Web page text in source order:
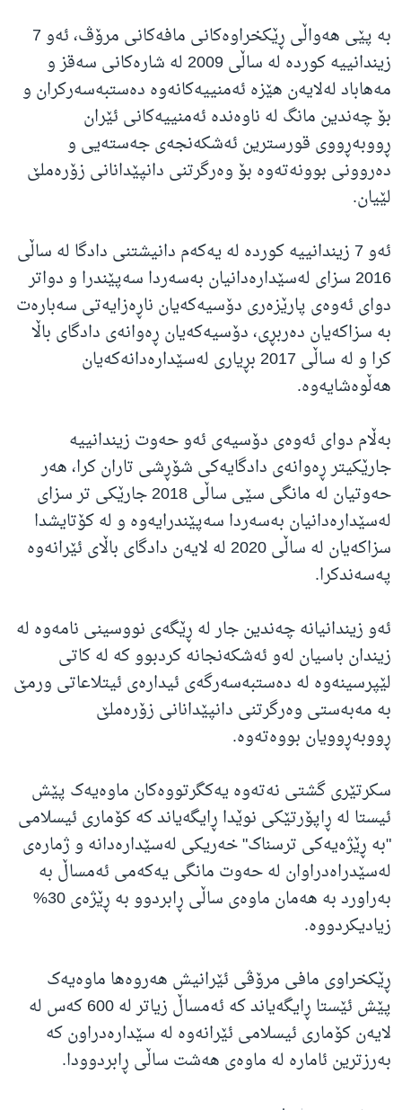
بە پێی هەواڵی ڕێکخراوەکانی مافەکانی مرۆڤ، ئەو 7
زیندانییە کوردە لە ساڵی 2009 لە شارەکانی سەقز و
مەهاباد لەلایەن هێزە ئەمنییەکانەوە دەستبەسەرکران و
بۆ چەندین مانگ لە ناوەندە ئەمنییەکانی ئێران
ڕووبەڕووی قورسترین ئەشکەنجەی جەستەیی و
دەروونی بوونەتەوە بۆ وەرگرتنی دانپێدانانی زۆرەملێ
لێیان.
ئەو 7 زیندانییە کوردە لە یەکەم دانیشتنی دادگا لە ساڵی
2016 سزای لەسێدارەدانیان بەسەردا سەپێندرا و دواتر
دوای ئەوەی پارێزەری دۆسیەکەیان ناڕەزایەتی سەبارەت
بە سزاکەیان دەربڕی، دۆسیەکەیان ڕەوانەی دادگای باڵا
کرا و لە ساڵی 2017 بڕیاری لەسێدارەدانەکەیان
هەڵوەشایەوە.
بەڵام دوای ئەوەی دۆسیەی ئەو حەوت زیندانییە
جارێکیتر ڕەوانەی دادگایەکی شۆڕشی تاران کرا، هەر
حەوتیان لە مانگی سێی ساڵی 2018 جارێکی تر سزای
لەسێدارەدانیان بەسەردا سەپێندرایەوە و لە کۆتایشدا
سزاکەیان لە ساڵی 2020 لە لایەن دادگای باڵای ئێرانەوە
پەسەندکرا.
ئەو زیندانیانە چەندین جار لە ڕێگەی نووسینی نامەوە لە
زیندان باسیان لەو ئەشکەنجانە کردبوو کە لە کاتی
لێپرسینەوە لە دەستبەسەرگەی ئیدارەی ئیتلاعاتی ورمێ
بە مەبەستی وەرگرتنی دانپێدانانی زۆرەملێ
ڕووبەڕوویان بووەتەوە.
سکرتێری گشتی نەتەوە یەکگرتووەکان ماوەیەک پێش
ئیستا لە ڕاپۆرتێکی نوێدا ڕایگەیاند کە کۆماری ئیسلامی
"بە ڕێژەیەکی ترسناک" خەریکی لەسێدارەدانە و ژمارەی
لەسێدراەدراوان لە حەوت مانگی یەکەمی ئەمساڵ بە
بەراورد بە هەمان ماوەی ساڵی ڕابردوو بە ڕێژەی 30%
زیادیکردووە.
ڕێکخراوی مافی مرۆڤی ئێرانیش هەروەها ماوەیەک
پێش ئێستا ڕایگەیاند کە ئەمساڵ زیاتر لە 600 کەس لە
لایەن کۆماری ئیسلامی ئێرانەوە لە سێدارەدراون کە
بەرزترین ئامارە لە ماوەی هەشت ساڵی ڕابردوودا.